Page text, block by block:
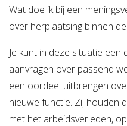
Wat doe ik bij een
over herplaatsing binnen
Je kunt in deze situatie een
aanvragen over passend
een oordeel uitbrengen
nieuwe functie. Zij houden
met het arbeidsverleden,